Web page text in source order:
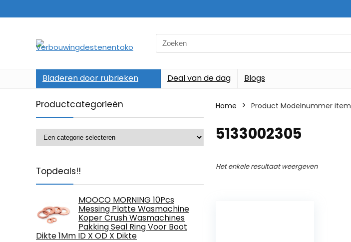
Search
for:
Bladeren door rubrieken Deal van de dag Blogs
Productcategorieën
Topdeals!!
MOOCO MORNING 10Pcs
Messing Platte Wasmachine
Koper Crush Wasmachines
Pakking Seal Ring Voor Boot
Dikte 1Mm ID X OD X Dikte
Home Product Modelnummer item
‎5133002305
Het enkele resultaat weergeven